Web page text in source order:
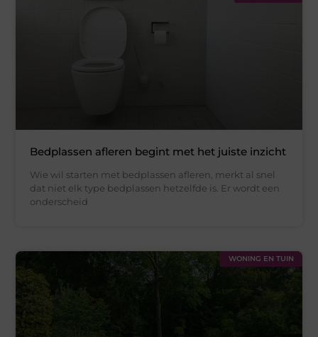
Bedplassen afleren begint met het juiste inzicht
Wie wil starten met bedplassen afleren, merkt al snel
dat niet elk type bedplassen hetzelfde is. Er wordt een
onderscheid
WONING EN TUIN